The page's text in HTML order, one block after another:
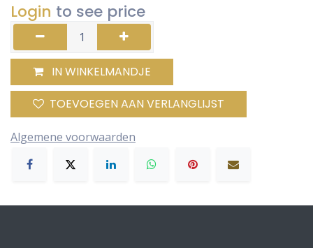
Login to see price
IN WINKELMANDJE
TOEVOEGEN AAN VERLANGLIJST
Algemene voorwaarden